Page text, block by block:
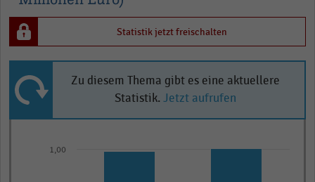
Statistik jetzt freischalten
Zu diesem Thema gibt es eine aktuellere
Statistik. Jetzt aufrufen
1,00